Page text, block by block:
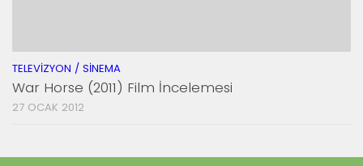
TELEVIZYON / SINEMA
War Horse (2011) Film İncelemesi
27 OCAK 2012